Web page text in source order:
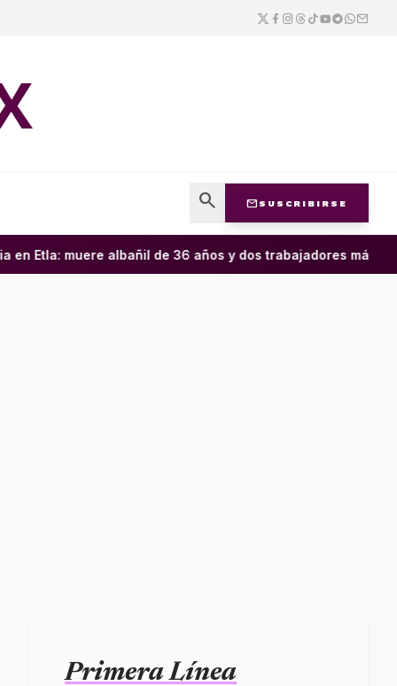
search mail SUSCRIBIRSE
Etla: muere albañil de 36 años y dos trabajadores más
Primera Línea